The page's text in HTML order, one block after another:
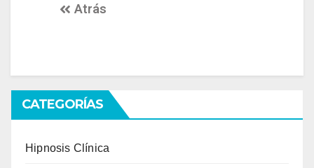
Atrás
CATEGORÍAS
Hipnosis Clínica